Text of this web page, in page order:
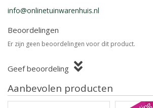
info@onlinetuinwarenhuis.nl
Beoordelingen
Er zijn geen beoordelingen voor dit product.
Geef beoordeling
Aanbevolen producten